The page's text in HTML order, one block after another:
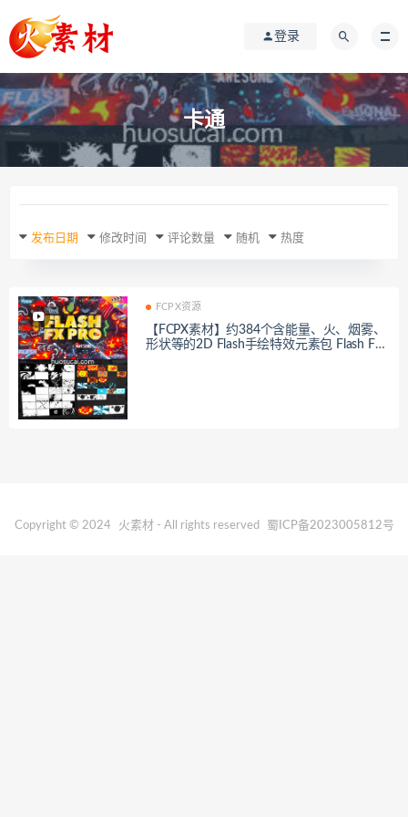
登录
卡通
发布日期 修改时间 评论数量 随机 热度
FCPX资源
【FCPX素材】约384个含能量、火、烟雾、
形状等的2D Flash手绘特效元素包 Flash FX
Copyright © 2024 火素材- All rights reserved 蜀ICP备2023005812号